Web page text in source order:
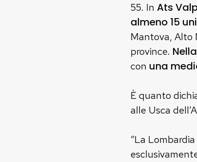
55. In Ats
almeno 15
Mantova, Alto
province.
con una
È quanto
alle Usca
“La